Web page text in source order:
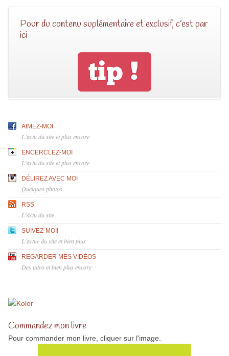
Pour du contenu suplémentaire et exclusif, c’est par
ici
AIMEZ-MOI
L'actu du site et plus encore
ENCERCLEZ-MOI
L'actu du site et plus encore
DÉLIREZ AVEC MOI
Quelques photos
RSS
L'actu du site
SUIVEZ-MOI!
L'actue du site et bien plus
REGARDER MES VIDÉOS
Des tutos et bien plus encore
Commandez mon livre
Pour commander mon livre, cliquer sur l'image.